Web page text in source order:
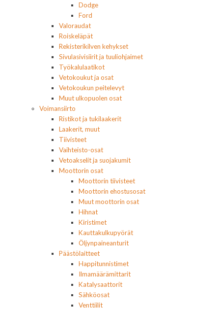
Dodge
Ford
Valoraudat
Roiskeläpät
Rekisterikilven kehykset
Sivulasivisiirit ja tuuliohjaimet
Työkalulaatikot
Vetokoukut ja osat
Vetokoukun peitelevyt
Muut ulkopuolen osat
Voimansiirto
Ristikot ja tukilaakerit
Laakerit, muut
Tiivisteet
Vaihteisto-osat
Vetoakselit ja suojakumit
Moottorin osat
Moottorin tiivisteet
Moottorin ehostusosat
Muut moottorin osat
Hihnat
Kiristimet
Kauttakulkupyörät
Öljynpaineanturit
Päästölaitteet
Happitunnistimet
Ilmamäärämittarit
Katalysaattorit
Sähköosat
Venttiilit